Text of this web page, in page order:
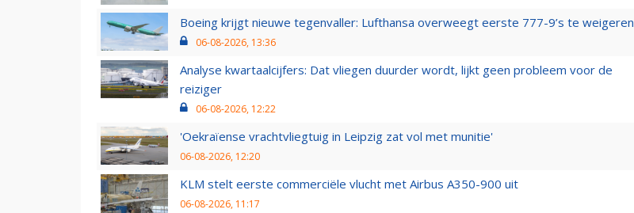
Boeing krijgt nieuwe tegenvaller: Lufthansa overweegt eerste 777-9’s te weigeren
06-08-2026, 13:36
Analyse kwartaalcijfers: Dat vliegen duurder wordt, lijkt geen probleem voor de
reiziger
06-08-2026, 12:22
'Oekraïense vrachtvliegtuig in Leipzig zat vol met munitie'
06-08-2026, 12:20
KLM stelt eerste commerciële vlucht met Airbus A350-900 uit
06-08-2026, 11:17